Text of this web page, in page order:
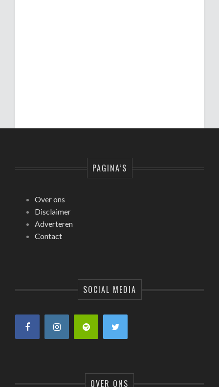
PAGINA’S
Over ons
Disclaimer
Adverteren
Contact
SOCIAL MEDIA
OVER ONS